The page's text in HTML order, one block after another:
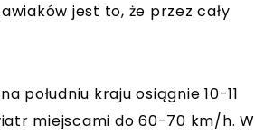
jest to, że przez cały
kraju osiągnie 10-11
miejscami do 60-70 km/h. W